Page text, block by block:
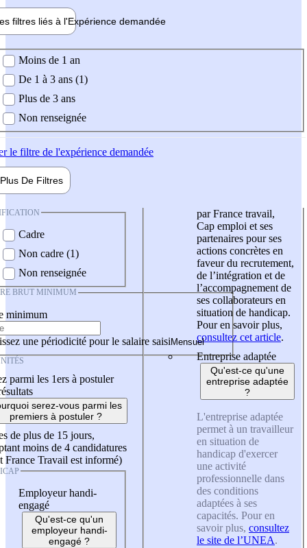
filtres liés à l'Expérience demandée
demandée
Moins de 1 an
De 1 à 3 ans (1)
Plus de 3 ans
Non renseignée
le filtre de l'expérience demandée
Plus De Filtres
Cadre
Non cadre (1)
Non renseignée
BRUT MINIMUM
minimum
une périodicité pour le salaire saisi
parmi les 1ers à postuler
serez-vous parmi les
premiers à postuler ?
de plus de 15 jours,
moins de 4 candidatures
France Travail est informé)
Employeur handi-
engagé
Qu'est-ce qu'un
employeur handi-
engagé ?
par France travail,
Cap emploi et ses
partenaires pour ses
actions concrètes en
faveur du recrutement,
de l’intégration et de
l’accompagnement de
ses collaborateurs en
situation de handicap.
Pour en savoir plus,
consultez cet article.
Entreprise adaptée
Qu'est-ce qu'une
entreprise adaptée
?
L'entreprise adaptée
permet à un travailleur
en situation de
handicap d'exercer
une activité
professionnelle dans
des conditions
adaptées à ses
capacités. Pour en
savoir plus, consultez
le site de l’UNEA.